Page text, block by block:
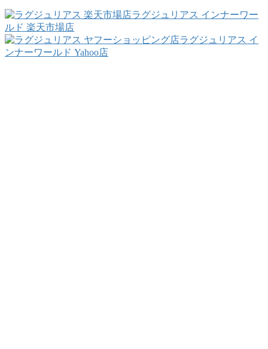
ラグジュリアス インナーワー
ルド 楽天市場店
ラグジュリアス イ
ンナーワールド Yahoo店